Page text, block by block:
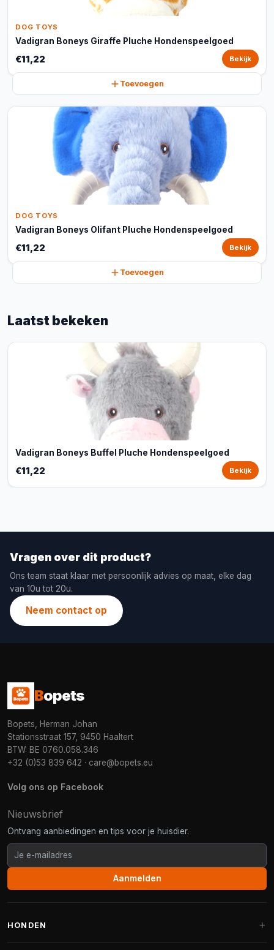
DOG TOYS
Vadigran Boneys Giraffe Pluche Hondenspeelgoed
€11,22 Bekijk
Toevoegen
DOG TOYS
Vadigran Boneys Olifant Pluche Hondenspeelgoed
€11,22 Bekijk
Toevoegen
Laatst bekeken
Vadigran Boneys Buffel Pluche Hondenspeelgoed
€11,22 Bekijk
Vragen over dit product?
Ons team staat klaar met persoonlijk advies op maat, elke dag
van 10u tot 20u.
Neem contact op
Bopets
Bopets, Herman Johan
Stationsstraat 157, 9450 Haaltert
BTW: BE 0760.058.346
+32 (0)53 839 642 · care@bopets.eu
Volg ons op Facebook
Nieuwsbrief
Ontvang aanbiedingen en tips voor je huisdier.
Aanmelden
HONDEN